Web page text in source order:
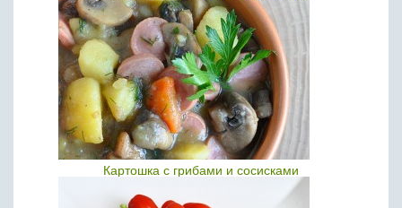
Картошка с грибами и сосисками